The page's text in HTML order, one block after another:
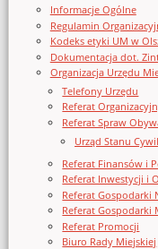
Informacje Ogólne
Regulamin
Kodeks etyki UM w
Dokumentacja dot.
Organizacja Urzędu
Telefony Urzędu
Referat
Referat Spraw
Urząd Stanu
Referat Finansów i
Referat Inwestycji i
Referat Gospodarki
Referat Gospodarki
Referat Promocji
Biuro Rady Miejskiej